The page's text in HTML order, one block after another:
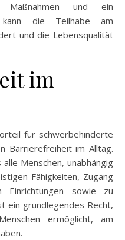
und ein
kann die Teilhabe am
und die Lebensqualität
im
für schwerbehinderte
Barrierefreiheit im Alltag.
Menschen, unabhängig
Fähigkeiten, Zugang
Einrichtungen sowie zu
ein grundlegendes Recht,
ermöglicht, am